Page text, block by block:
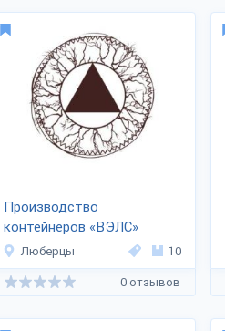
Производство
контейнеров «ВЭЛС»
Люберцы 10
0 отзывов